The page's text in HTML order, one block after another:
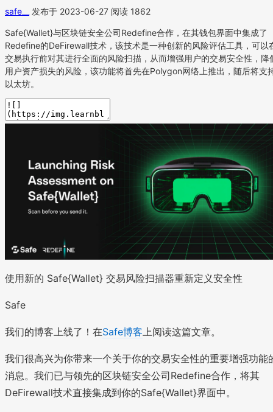
safe__ 发布于 2023-06-27 阅读 1862
Safe{Wallet}与区块链安全公司Redefine合作，在其钱包界面中集成了
Redefine的DeFirewall技术，该技术是一种创新的风险评估工具，可以
交易执行前对其进行全面的风险扫描，从而增强用户的交易安全性，降
用户资产损失的风险，该功能将首先在Polygon网络上推出，随后将支
以太坊。
使用新的 Safe{Wallet} 交易风险扫描器重新定义安全性
Safe
我们的博客上线了！在Safe博客 上阅读这篇文章。
我们很高兴为你带来一个关于你的交易安全性的重要增强功能
消息。我们已与领先的区块链安全公司Redefine合作，将其
DeFirewall技术直接集成到你的Safe{Wallet}界面中。